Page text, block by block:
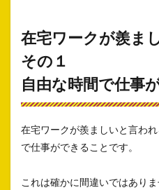
在宅ワークが羨ま
その１
自由な時間で仕事
在宅ワークが羨ましいと言わ
で仕事ができることです。
これは確かに間違いではありま